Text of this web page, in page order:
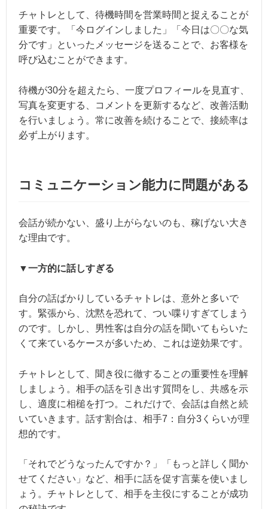
チャトレとして、待機時間を営業時間と捉えることが
重要です。「今ログインしました」「今日は〇〇な気
分です」といったメッセージを送ることで、お客様を
呼び込むことができます。
待機が30分を超えたら、一度プロフィールを見直す、
写真を変更する、コメントを更新するなど、改善活動
を行いましょう。常に改善を続けることで、接続率は
必ず上がります。
コミュニケーション能力に問題がある
会話が続かない、盛り上がらないのも、稼げない大き
な理由です。
▼一方的に話しすぎる
自分の話ばかりしているチャトレは、意外と多いで
す。緊張から、沈黙を恐れて、つい喋りすぎてしまう
のです。しかし、男性客は自分の話を聞いてもらいた
くて来ているケースが多いため、これは逆効果です。
チャトレとして、聞き役に徹することの重要性を理解
しましょう。相手の話を引き出す質問をし、共感を示
し、適度に相槌を打つ。これだけで、会話は自然と続
いていきます。話す割合は、相手7：自分3くらいが理
想的です。
「それでどうなったんですか？」「もっと詳しく聞か
せてください」など、相手に話を促す言葉を使いまし
ょう。チャトレとして、相手を主役にすることが成功